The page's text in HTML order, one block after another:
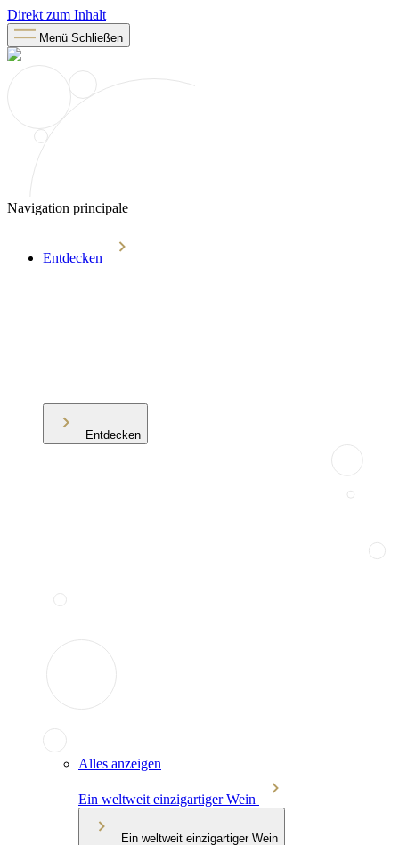
Direkt zum Inhalt
Menü Schließen
Navigation principale
Entdecken
Entdecken
Alles anzeigen
Ein weltweit einzigartiger Wein
Ein weltweit einzigartiger Wein